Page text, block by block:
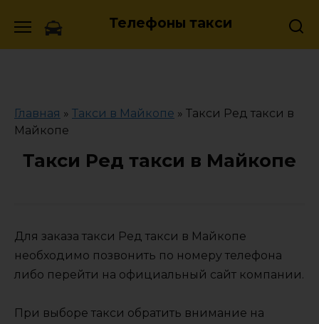
Телефоны такси
Главная » Такси в Майкопе » Такси Ред такси в
Майкопе
Такси Ред такси в Майкопе
Для заказа такси Ред такси в Майкопе
необходимо позвонить по номеру телефона
либо перейти на официальный сайт компании.
При выборе такси обратить внимание на